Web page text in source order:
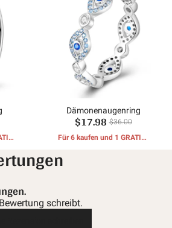
Dämonenaugenring
$17.98 $36.00
Für 6 kaufen und 1 GRATIS-
schreibt.